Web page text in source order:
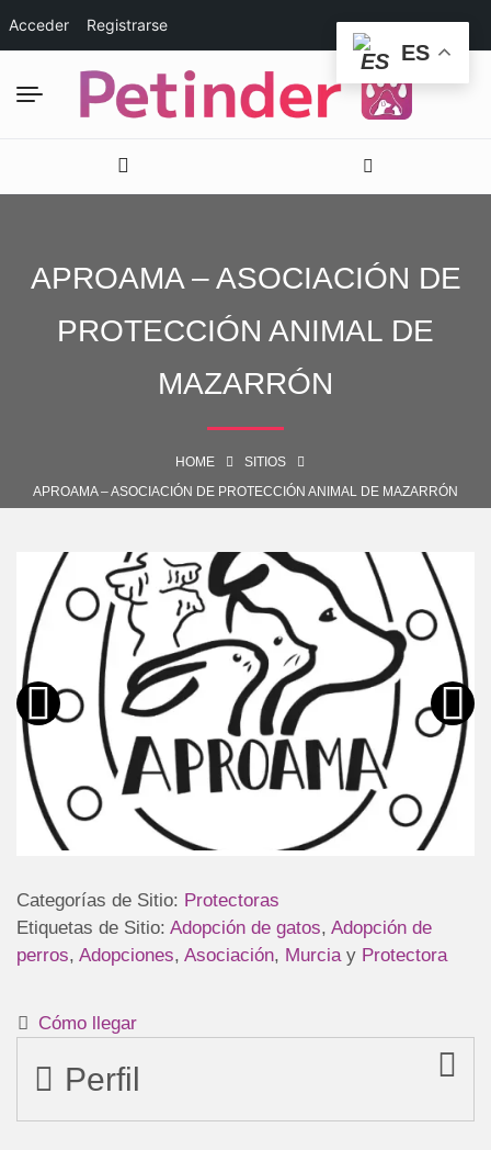
Acceder Registrarse
APROAMA – ASOCIACIÓN DE
PROTECCIÓN ANIMAL DE
MAZARRÓN
HOME
SITIOS
APROAMA – ASOCIACIÓN DE PROTECCIÓN ANIMAL DE MAZARRÓN
Categorías de Sitio: Protectoras
Etiquetas de Sitio: Adopción de gatos, Adopción de
perros, Adopciones, Asociación, Murcia y Protectora
Cómo llegar
Perfil
ES